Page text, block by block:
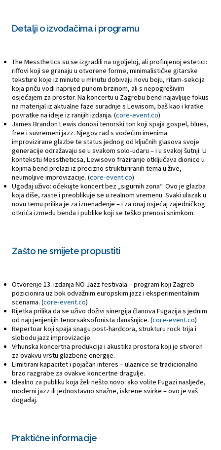
Detalji o izvođačima i programu
The Messthetics su se izgradili na ogoljeloj, ali profinjenoj estetici:
riffovi koji se granaju u otvorene forme, minimalističke gitarske
teksture koje iz minute u minutu dobivaju novu boju, ritam-sekcija
koja priču vodi naprijed punom brzinom, ali s nepogrešivim
osjećajem za prostor. Na koncertu u Zagrebu bend najavljuje fokus
na materijal iz aktualne faze suradnje s Lewisom, baš kao i kratke
povratke na ideje iz ranijih izdanja. (core-event.co)
James Brandon Lewis donosi tenorski ton koji spaja gospel, blues,
free i suvremeni jazz. Njegov rad s vodećim imenima
improvizirane glazbe te status jednog od ključnih glasova svoje
generacije odražavaju se u svakom solo-udaru – i u svakoj šutnji. U
kontekstu Messtheticsa, Lewisovo fraziranje otključava dionice u
kojima bend prelazi iz precizno strukturiranih tema u žive,
neumoljive improvizacije. (core-event.co)
Ugođaj uživo: očekujte koncert bez „sigurnih zona“. Ovo je glazba
koja diše, raste i preoblikuje se u realnom vremenu. Svaki ulazak u
novu temu prilika je za iznenađenje – i za onaj osjećaj zajedničkog
otkrića između benda i publike koji se teško prenosi snimkom.
Zašto ne smijete propustiti
Otvorenje 13. izdanja NO Jazz festivala – program koji Zagreb
pozicionira uz bok odvažnim europskim jazz i eksperimentalnim
scenama. (core-event.co)
Rijetka prilika da se uživo doživi sinergija članova Fugazija s jednim
od najcjenjenijih tenorsaksofonista današnjice. (core-event.co)
Repertoar koji spaja snagu post-hardcora, strukturu rock trija i
slobodu jazz improvizacije.
Vrhunska koncertna produkcija i akustika prostora koji je stvoren
za ovakvu vrstu glazbene energije.
Limitirani kapacitet i pojačan interes – ulaznice se tradicionalno
brzo razgrabe za ovakve koncertne dragulje.
Idealno za publiku koja želi nešto novo: ako volite Fugazi nasljeđe,
moderni jazz ili jednostavno snažne, iskrene svirke – ovo je vaš
događaj.
Praktične informacije